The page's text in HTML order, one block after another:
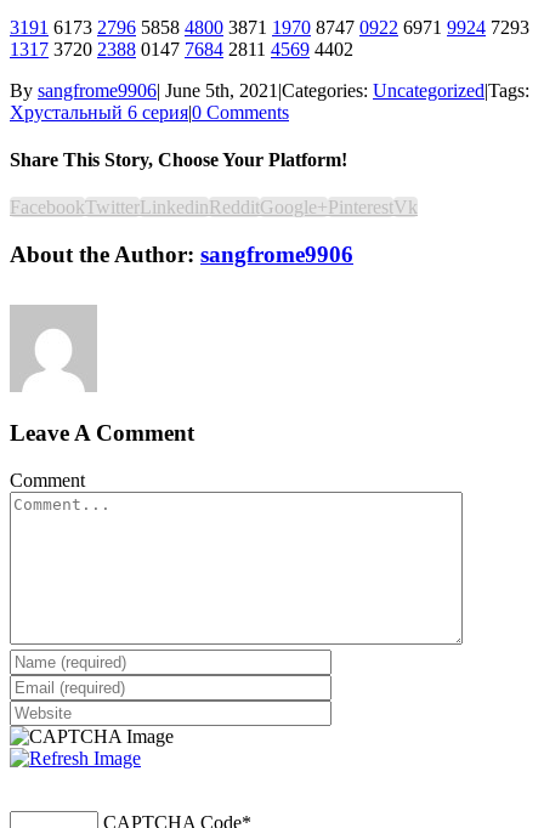
3191 6173 2796 5858 4800 3871 1970 8747 0922 6971 9924 7293
1317 3720 2388 0147 7684 2811 4569 4402
By sangfrome9906| June 5th, 2021 |Categories: Uncategorized|Tags:
Хрустальный 6 серия|0 Comments
Share This Story, Choose Your Platform!
FacebookTwitterLinkedinRedditGoogle+PinterestVk
About the Author: sangfrome9906
Leave A Comment
Comment
CAPTCHA Code*